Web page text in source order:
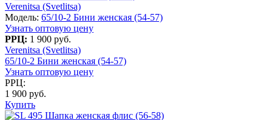
Verenitsa (Svetlitsa)
Модель: 65/10-2 Бини женская (54-57)
Узнать оптовую цену
РРЦ: 1 900 руб.
Verenitsa (Svetlitsa)
65/10-2 Бини женская (54-57)
Узнать оптовую цену
РРЦ:
1 900 руб.
Купить